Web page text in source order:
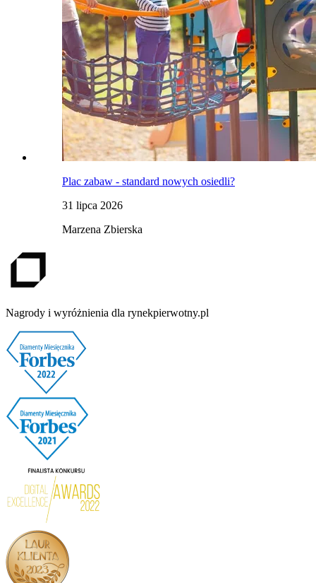
Plac zabaw - standard nowych osiedli?
31 lipca 2026
Marzena Zbierska
Nagrody i wyróżnienia dla rynekpierwotny.pl